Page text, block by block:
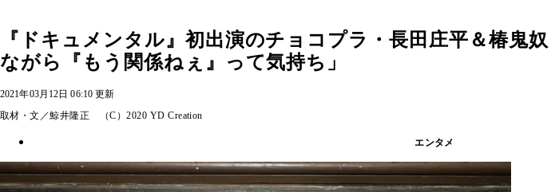
『ドキュメンタル』初出演のチョコプラ・長田庄平＆椿鬼
ながら『もう関係ねぇ』って気持ち」
2021年03月12日 06:10 更新
取材・文／鯨井隆正 （C）2020 YD Creation
エンタメ